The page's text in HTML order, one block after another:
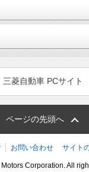
三菱自動車 PCサイト
ページの先頭へ
お問い合わせ サイト
Corporation. All